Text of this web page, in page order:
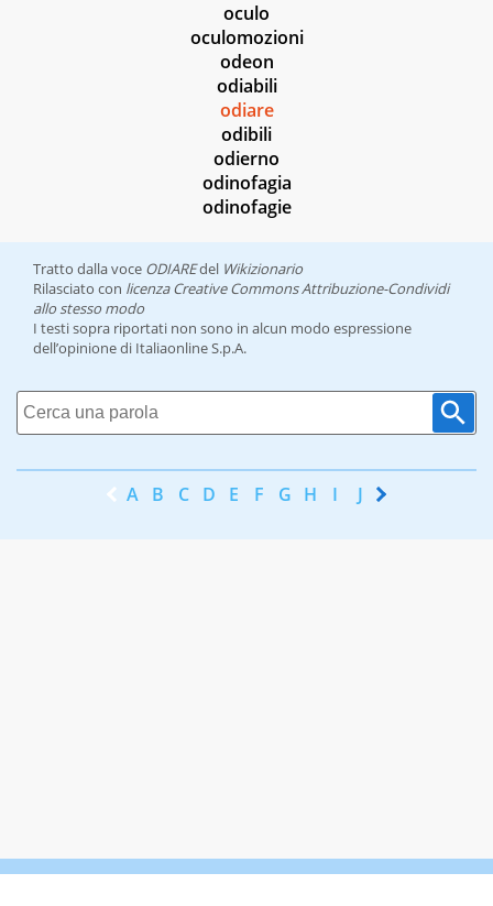
oculo
oculomozioni
odeon
odiabili
odiare
odibili
odierno
odinofagia
odinofagie
Tratto dalla voce ODIAREdel Wikizionario
Rilasciato con licenza Creative Commons Attribuzione-Condividi
allo stesso modo
I testi sopra riportati non sono in alcun modo espressione
dell’opinione di Italiaonline S.p.A.
A B C D E F G H I J K